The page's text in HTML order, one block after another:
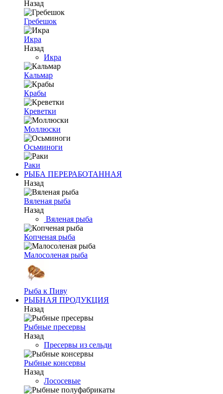
Назад
Гребешок
Икра
Назад
Икра
Кальмар
Крабы
Креветки
Моллюски
Осьминоги
Раки
РЫБА ПЕРЕРАБОТАННАЯ
Назад
Вяленая рыба
Назад
Вяленая рыба
Копченая рыба
Малосоленая рыба
Рыба к Пиву
РЫБНАЯ ПРОДУКЦИЯ
Назад
Рыбные пресервы
Назад
Пресервы из сельди
Рыбные консервы
Назад
Лососевые